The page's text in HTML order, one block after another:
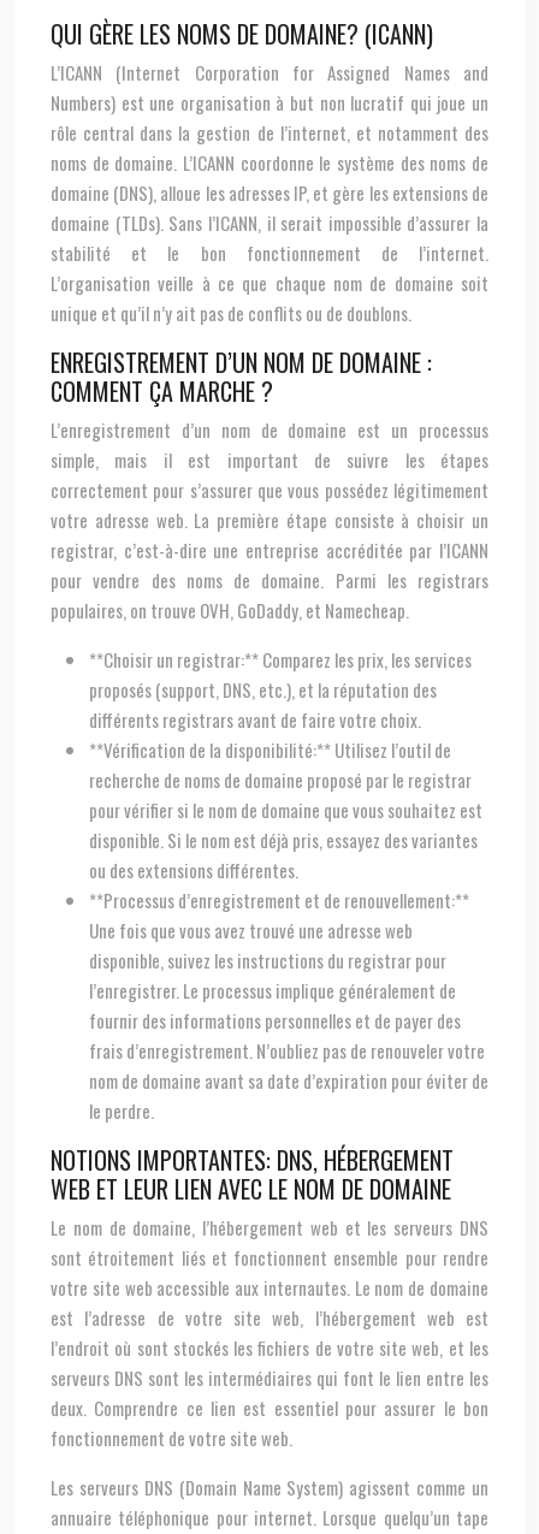
QUI GÈRE LES NOMS DE DOMAINE? (ICANN)
L’ICANN (Internet Corporation for Assigned Names and
Numbers) est une organisation à but non lucratif qui joue un
rôle central dans la gestion de l’internet, et notamment des
noms de domaine. L’ICANN coordonne le système des noms de
domaine (DNS), alloue les adresses IP, et gère les extensions de
domaine (TLDs). Sans l’ICANN, il serait impossible d’assurer la
stabilité et le bon fonctionnement de l’internet.
L’organisation veille à ce que chaque nom de domaine soit
unique et qu’il n’y ait pas de conflits ou de doublons.
ENREGISTREMENT D’UN NOM DE DOMAINE :
COMMENT ÇA MARCHE ?
L’enregistrement d’un nom de domaine est un processus
simple, mais il est important de suivre les étapes
correctement pour s’assurer que vous possédez légitimement
votre adresse web. La première étape consiste à choisir un
registrar, c’est-à-dire une entreprise accréditée par l’ICANN
pour vendre des noms de domaine. Parmi les registrars
populaires, on trouve OVH, GoDaddy, et Namecheap.
**Choisir un registrar:** Comparez les prix, les services
proposés (support, DNS, etc.), et la réputation des
différents registrars avant de faire votre choix.
**Vérification de la disponibilité:** Utilisez l’outil de
recherche de noms de domaine proposé par le registrar
pour vérifier si le nom de domaine que vous souhaitez est
disponible. Si le nom est déjà pris, essayez des variantes
ou des extensions différentes.
**Processus d’enregistrement et de renouvellement:**
Une fois que vous avez trouvé une adresse web
disponible, suivez les instructions du registrar pour
l’enregistrer. Le processus implique généralement de
fournir des informations personnelles et de payer des
frais d’enregistrement. N’oubliez pas de renouveler votre
nom de domaine avant sa date d’expiration pour éviter de
le perdre.
NOTIONS IMPORTANTES: DNS, HÉBERGEMENT
WEB ET LEUR LIEN AVEC LE NOM DE DOMAINE
Le nom de domaine, l’hébergement web et les serveurs DNS
sont étroitement liés et fonctionnent ensemble pour rendre
votre site web accessible aux internautes. Le nom de domaine
est l’adresse de votre site web, l’hébergement web est
l’endroit où sont stockés les fichiers de votre site web, et les
serveurs DNS sont les intermédiaires qui font le lien entre les
deux. Comprendre ce lien est essentiel pour assurer le bon
fonctionnement de votre site web.
Les serveurs DNS (Domain Name System) agissent comme un
annuaire téléphonique pour internet. Lorsque quelqu’un tape